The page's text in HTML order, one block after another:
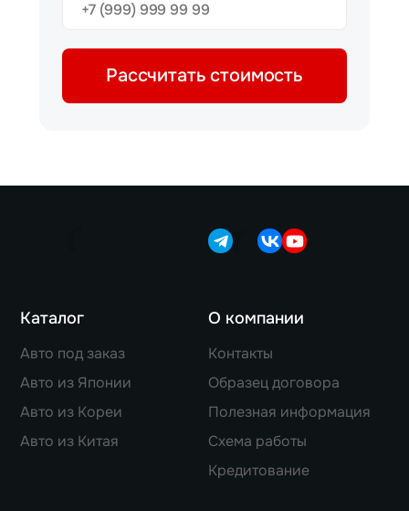
Рассчитать стоимость
Каталог
Авто под заказ
Авто из Японии
Авто из Кореи
Авто из Китая
О компании
Контакты
Образец договора
Полезная информация
Схема работы
Кредитование